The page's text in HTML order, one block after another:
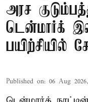
அரச
டென்மார்க்
பயிற்சியில்
Published on: 06 Aug